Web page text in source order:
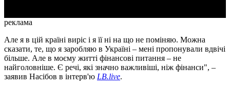
реклама
Але я в цій країні виріс і я її ні на що не поміняю. Можна
сказати, те, що я заробляю в Україні – мені пропонували вдвічі
більше. Але в моєму житті фінансові питання – не
найголовніше. Є речі, які значно важливіші, ніж фінанси", –
заявив Насібов в інтерв'ю LB.live.